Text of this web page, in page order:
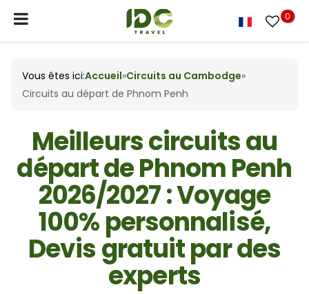
0
Vous êtes ici:Accueil»Circuits au Cambodge»
Circuits au départ de Phnom Penh
Meilleurs circuits au
départ de Phnom Penh
2026/2027 : Voyage
100% personnalisé,
Devis gratuit par des
experts